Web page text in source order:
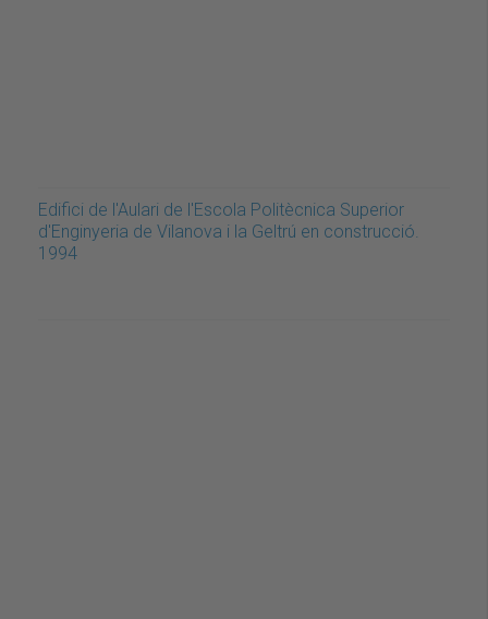
Edifici de l'Aulari de l'Escola Politècnica Superior
d'Enginyeria de Vilanova i la Geltrú en construcció.
1994